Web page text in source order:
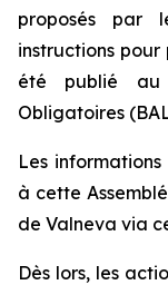
proposés par
instructions
été publié au
Obligatoires
Les
à cette
de Valneva via
Dès lors, les